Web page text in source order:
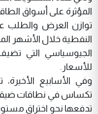
المؤثرة على أسواق
توازن العرض والطلب
النفطية خلال الأشهر
الجيوسياسي التي
للأسعار.
وفي الأسابيع
تكساس في نطاقات
تدفعها نحو اختراق